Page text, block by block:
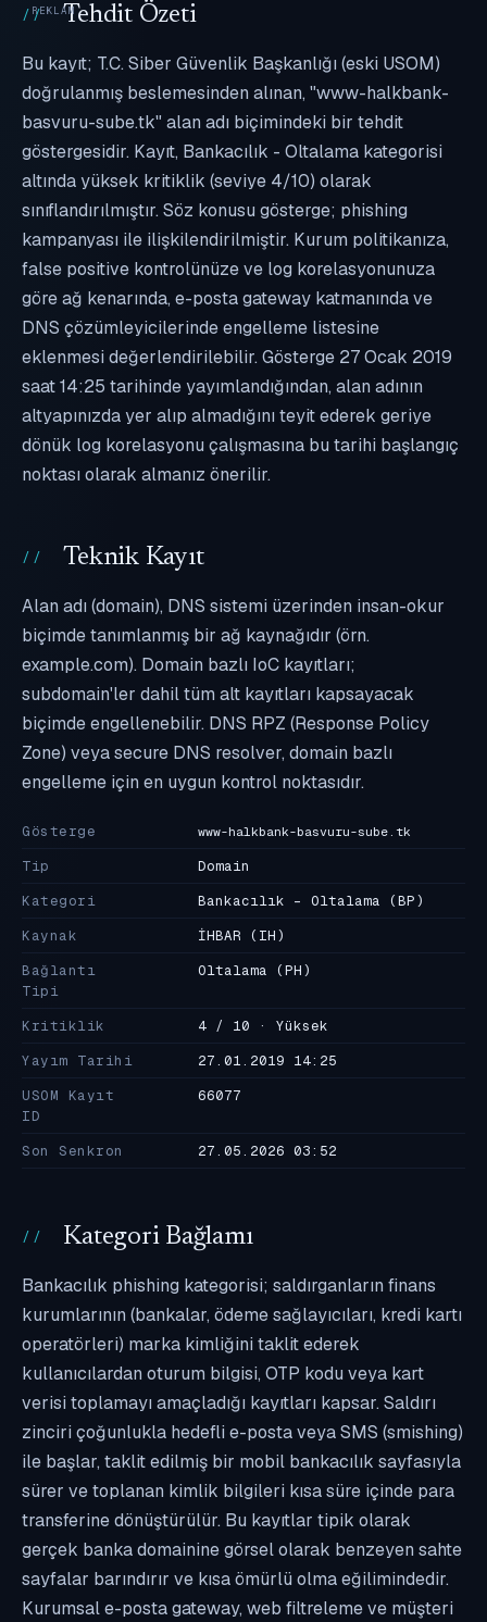
Tehdit Özeti
Bu kayıt; T.C. Siber Güvenlik Başkanlığı (eski USOM)
doğrulanmış beslemesinden alınan, "www-halkbank-
basvuru-sube.tk" alan adı biçimindeki bir tehdit
göstergesidir. Kayıt, Bankacılık - Oltalama kategorisi
altında yüksek kritiklik (seviye 4/10) olarak
sınıflandırılmıştır. Söz konusu gösterge; phishing
kampanyası ile ilişkilendirilmiştir. Kurum politikanıza,
false positive kontrolünüze ve log korelasyonunuza
göre ağ kenarında, e-posta gateway katmanında ve
DNS çözümleyicilerinde engelleme listesine
eklenmesi değerlendirilebilir. Gösterge 27 Ocak 2019
saat 14:25 tarihinde yayımlandığından, alan adının
altyapınızda yer alıp almadığını teyit ederek geriye
dönük log korelasyonu çalışmasına bu tarihi başlangıç
noktası olarak almanız önerilir.
Teknik Kayıt
Alan adı (domain), DNS sistemi üzerinden insan-okur
biçimde tanımlanmış bir ağ kaynağıdır (örn.
example.com). Domain bazlı IoC kayıtları;
subdomain'ler dahil tüm alt kayıtları kapsayacak
biçimde engellenebilir. DNS RPZ (Response Policy
Zone) veya secure DNS resolver, domain bazlı
engelleme için en uygun kontrol noktasıdır.
Gösterge www-halkbank-basvuru-sube.tk
Tip
Domain
Kategori
Bankacılık - Oltalama (BP)
Kaynak
İHBAR (IH)
Bağlantı
Tipi
Oltalama (PH)
Kritiklik
4 / 10 · Yüksek
Yayım Tarihi
27.01.2019 14:25
USOM Kayıt
ID
66077
Son Senkron 27.05.2026 03:52
Kategori Bağlamı
Bankacılık phishing kategorisi; saldırganların finans
kurumlarının (bankalar, ödeme sağlayıcıları, kredi kartı
operatörleri) marka kimliğini taklit ederek
kullanıcılardan oturum bilgisi, OTP kodu veya kart
verisi toplamayı amaçladığı kayıtları kapsar. Saldırı
zinciri çoğunlukla hedefli e-posta veya SMS (smishing)
ile başlar, taklit edilmiş bir mobil bankacılık sayfasıyla
sürer ve toplanan kimlik bilgileri kısa süre içinde para
transferine dönüştürülür. Bu kayıtlar tipik olarak
gerçek banka domainine görsel olarak benzeyen sahte
sayfalar barındırır ve kısa ömürlü olma eğilimindedir.
Kurumsal e-posta gateway, web filtreleme ve müşteri